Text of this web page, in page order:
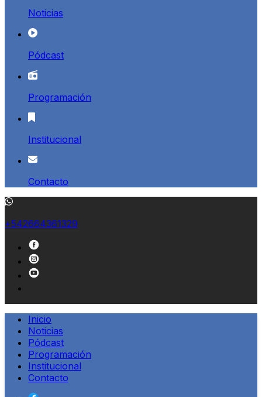
Noticias
Pódcast
Programación
Institucional
Contacto
+542664361329
Inicio
Noticias
Pódcast
Programación
Institucional
Contacto